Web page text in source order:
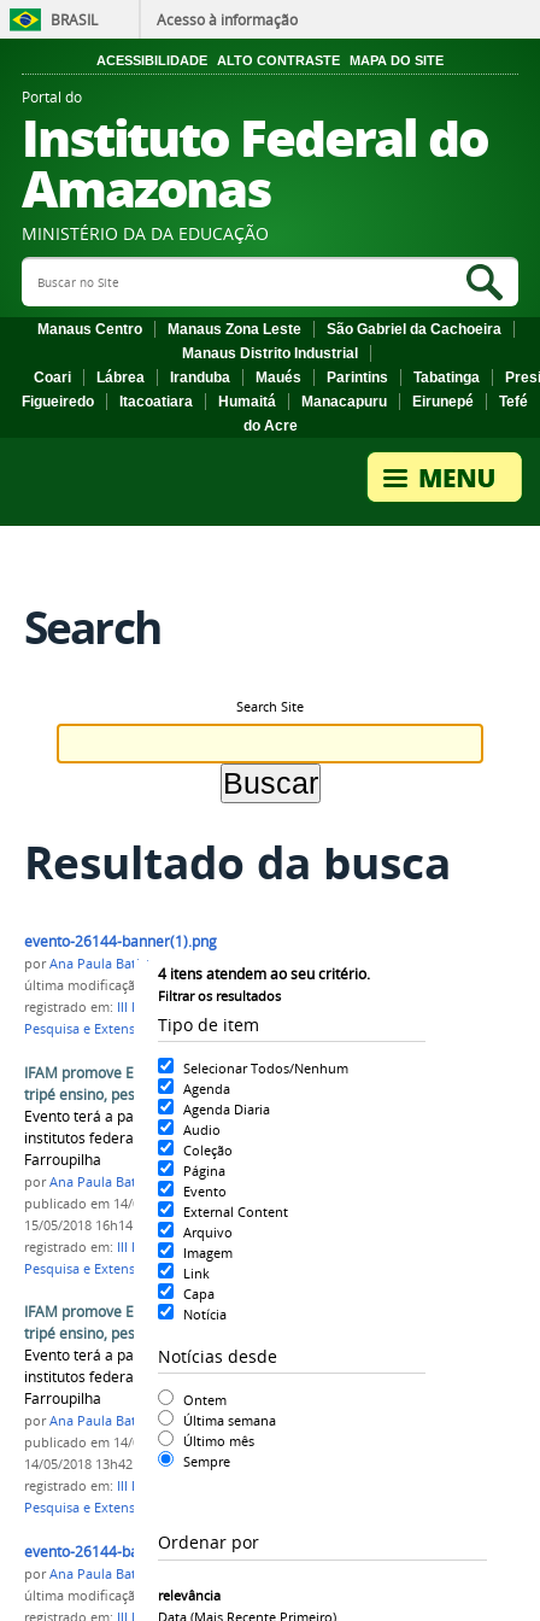
BRASIL Acesso à informação
ACESSIBILIDADE ALTO CONTRASTE MAPA DO SITE
Portal do
Instituto Federal do
Amazonas
MINISTÉRIO DA DA EDUCAÇÃO
Search Site
Manaus Centro Manaus Zona Leste
São Gabriel da Cachoeira
Manaus Distrito Industrial
Coari
Lábrea Iranduba Maués Parintins Tabatinga
Figueiredo
Itacoatiara Humaitá Manacapuru Eirunepé
Tefé
do Acre
Search
Search Site
Resultado da busca
4itens atendem ao seu critério.
Filtrar os resultados
Tipo de item
Selecionar Todos/Nenhum
Agenda
Agenda Diaria
Audio
Coleção
Página
Evento
External Content
Arquivo
Imagem
Link
Capa
Notícia
Notícias desde
Ontem
Última semana
Último mês
Sempre
Ordenar por
relevância
Data (mais Recente Primeiro)
evento-26144-banner(1).png
porAna Paula Batista
última modificação
em 15/05/2018 16h14
registrado em: III Encontro de Integração, Ensino,
Pesquisa e Extensão
PROEX,PROEN,
IFAM promove Encontro de Integração para o
tripé ensino, pesquisa e extensão
Evento terá a participação de servidores dos
institutos federais do Rio Grande do Norte e
Farroupilha
porAna Paula Batista
publicado em 14/05/2018 última modificação
15/05/2018 16h14
registrado em: III Encontro de Integração, Ensino,
Pesquisa e Extensão
PROEX,PROEN
IFAM promove Encontro de Integração para o
tripé ensino, pesquisa e extensão
Evento terá a participação de servidores dos
institutos federais do Rio Grande do Norte e
Farroupilha
porAna Paula Batista
publicado em 14/05/2018 —última modificação
14/05/2018 13h42
registrado em: III Encontro de Integração, Ensino,
Pesquisa e Extensão
evento-26144-banner(1).png
porAna Paula Batista
última modificação
em 14/05/2018 11h47
registrado em: III Encontro de Integração, Ensino,